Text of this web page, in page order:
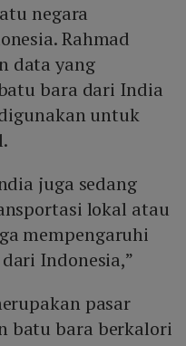
negara
Rahmad
data yang
bara dari India
untuk
juga sedang
lokal atau
mempengaruhi
Indonesia,”
pasar
batu bara berkalori